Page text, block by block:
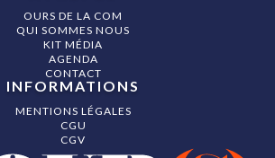
OURS DE LA COM
QUI SOMMES NOUS
KIT MÉDIA
AGENDA
CONTACT
INFORMATIONS
MENTIONS LÉGALES
CGU
CGV